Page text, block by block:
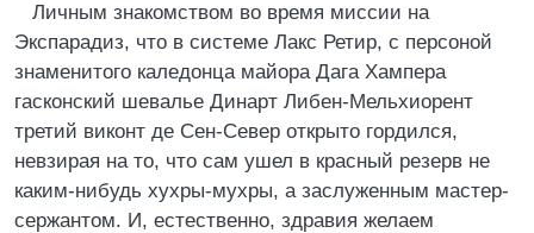
Личным знакомством во время миссии на
Экспарадиз, что в системе Лакс Ретир, с персоной
знаменитого каледонца майора Дага Хампера
гасконский шевалье Динарт Либен-Мельхиорент
третий виконт де Сен-Север открыто гордился,
невзирая на то, что сам ушел в красный резерв не
каким-нибудь хухры-мухры, а заслуженным мастер-
сержантом. И, естественно, здравия желаем